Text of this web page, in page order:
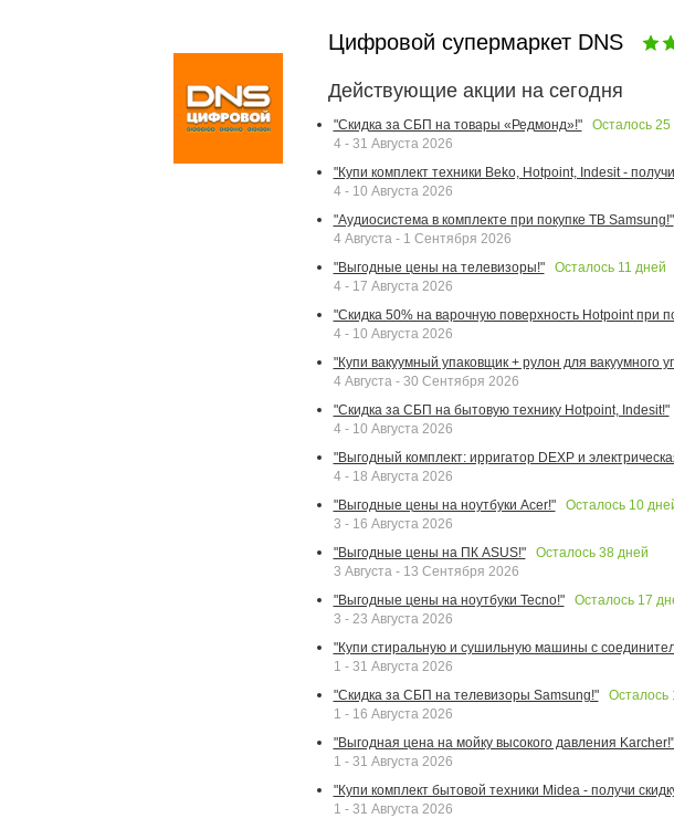
Цифровой супермаркет DNS
Действующие акции на сегодня
"Скидка за СБП на товары «Редмонд»!" Осталось 25
4 - 31 Августа 2026
"Купи комплект техники Beko, Hotpoint, Indesit -
4 - 10 Августа 2026
"Аудиосистема в комплекте при покупке ТВ Samsung!"
4 Августа - 1 Сентября 2026
"Выгодные цены на телевизоры!"
Осталось 11 дней
4 - 17 Августа 2026
"Скидка 50% на варочную поверхность Hotpoint при
4 - 10 Августа 2026
"Купи вакуумный упаковщик + рулон для вакуумного
4 Августа - 30 Сентября 2026
"Скидка за СБП на бытовую технику Hotpoint, Indesit!"
4 - 10 Августа 2026
"Выгодный комплект: ирригатор DEXP и
4 - 18 Августа 2026
"Выгодные цены на ноутбуки Acer!"
Осталось 10
3 - 16 Августа 2026
"Выгодные цены на ПК ASUS!"
Осталось 38дней
3 Августа - 13 Сентября 2026
"Выгодные цены на ноутбуки Tecno!"
Осталось 17
3 - 23 Августа 2026
"Купи стиральную и сушильную машины с
1 - 31 Августа 2026
"Скидка за СБП на телевизоры Samsung!"
Осталось
1 - 16 Августа 2026
"Выгодная цена на мойку высокого давления Karcher!"
1 - 31 Августа 2026
"Купи комплект бытовой техники Midea - получи
1 - 31 Августа 2026